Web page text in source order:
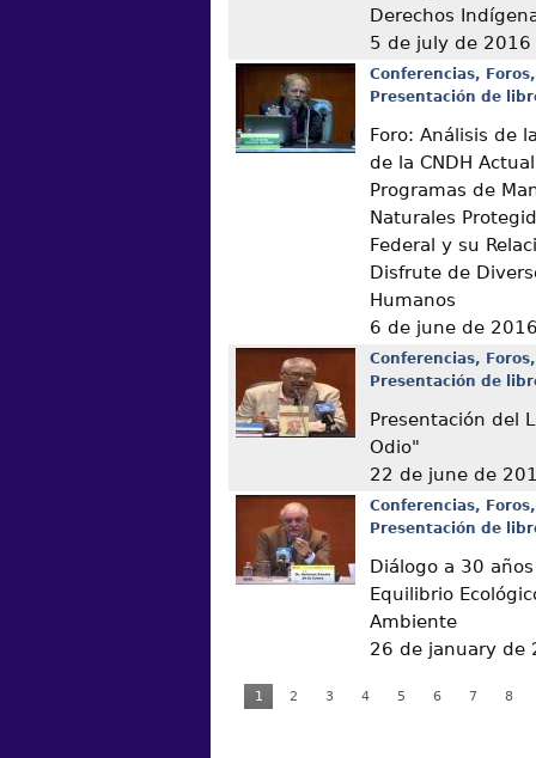
Derechos
5 de july de 2016
Conferencias,
Presentación de
Foro: Análisis de
de la CNDH
Programas de
Naturales
Federal y su
Disfrute de
Humanos
6 de june de
Conferencias,
Presentación de
Presentación del
Odio"
22 de june de
Conferencias,
Presentación de
Diálogo a 30
Equilibrio
Ambiente
26 de january de
1 2 3 4 5 6 7 8